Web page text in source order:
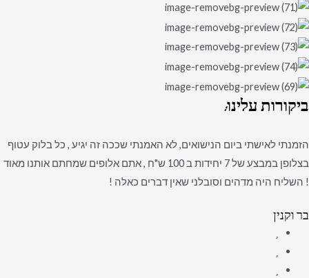
ביקורותעלינו:
הזמנתי לאישתי ביום הנישואים, לא האמנתי שככה זה יגיע , כל בלוק עטוף
בצלופן במבצע של 7 יחידות ב 100 ש"ח , אתם אלופים שמחתם אותנו מאוד
! השליח היה מדהים וסובלני שאין דברים כאלה !
בר וקנין